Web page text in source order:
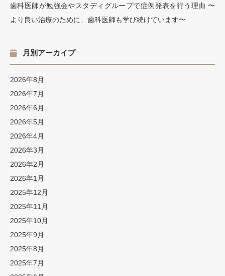
歯科医師が勉強会やスタディグループで症例発表を行う理由 〜
より良い治療のために、歯科医師も学び続けています〜
月別アーカイブ
2026年8月
2026年7月
2026年6月
2026年5月
2026年4月
2026年3月
2026年2月
2026年1月
2025年12月
2025年11月
2025年10月
2025年9月
2025年8月
2025年7月